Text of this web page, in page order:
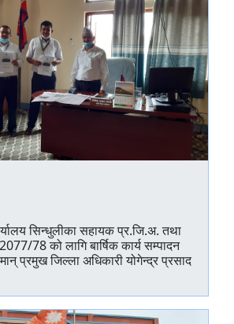
सिन्धुलीका सहायक प्र.जि.अ. तथा
78 को लागि बार्षिक कार्य सम्पादन
प्रमुख जिल्ला अधिकारी योगेन्द्र प्रसाद